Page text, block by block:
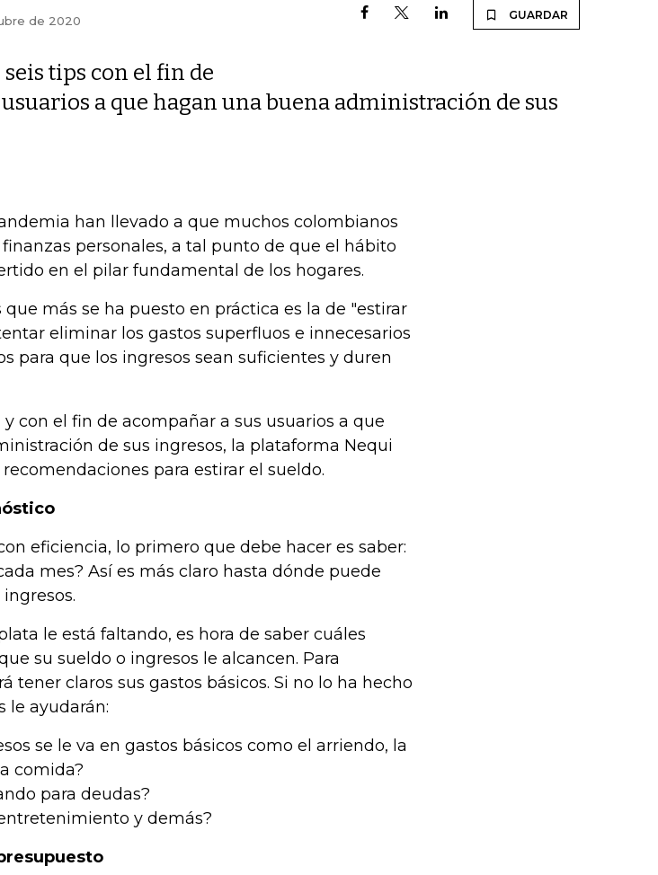
de 2020 GUARDAR
tips con el fin de
a que hagan una buena administración de sus
han llevado a que muchos colombianos
personales, a tal punto de que el hábito
en el pilar fundamental de los hogares.
que más se ha puesto en práctica es la de "estirar
eliminar los gastos superfluos e innecesarios
para que los ingresos sean suficientes y duren
con el fin de acompañar a sus usuarios a que
de sus ingresos, la plataforma Nequi
para estirar el sueldo.
eficiencia, lo primero que debe hacer es saber:
mes? Así es más claro hasta dónde puede
le está faltando, es hora de saber cuáles
su sueldo o ingresos le alcancen. Para
tener claros sus gastos básicos. Si no lo ha hecho
le ayudarán:
se le va en gastos básicos como el arriendo, la
comida?
para deudas?
y demás?